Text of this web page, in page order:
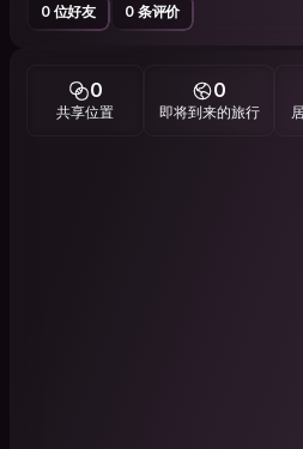
0 位好友 0 条评价
0
共享位置
0
即将到来的旅行